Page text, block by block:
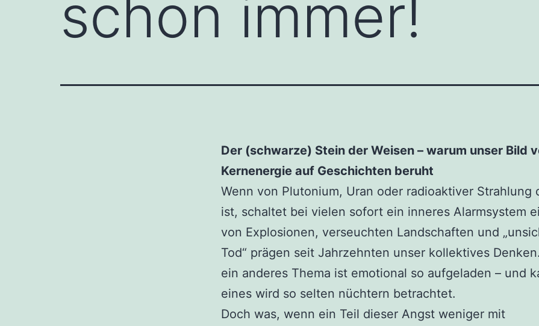
schon immer!
Der (schwarze) Stein der Weisen – warum unser Bild
Kernenergie auf Geschichten beruht
Wenn von Plutonium, Uran oder radioaktiver Strahlung
ist, schaltet bei vielen sofort ein inneres Alarmsystem
von Explosionen, verseuchten Landschaften und
Tod“ prägen seit Jahrzehnten unser kollektives
ein anderes Thema ist emotional so aufgeladen – und
eines wird so selten nüchtern betrachtet.
Doch was, wenn ein Teil dieser Angst weniger mit